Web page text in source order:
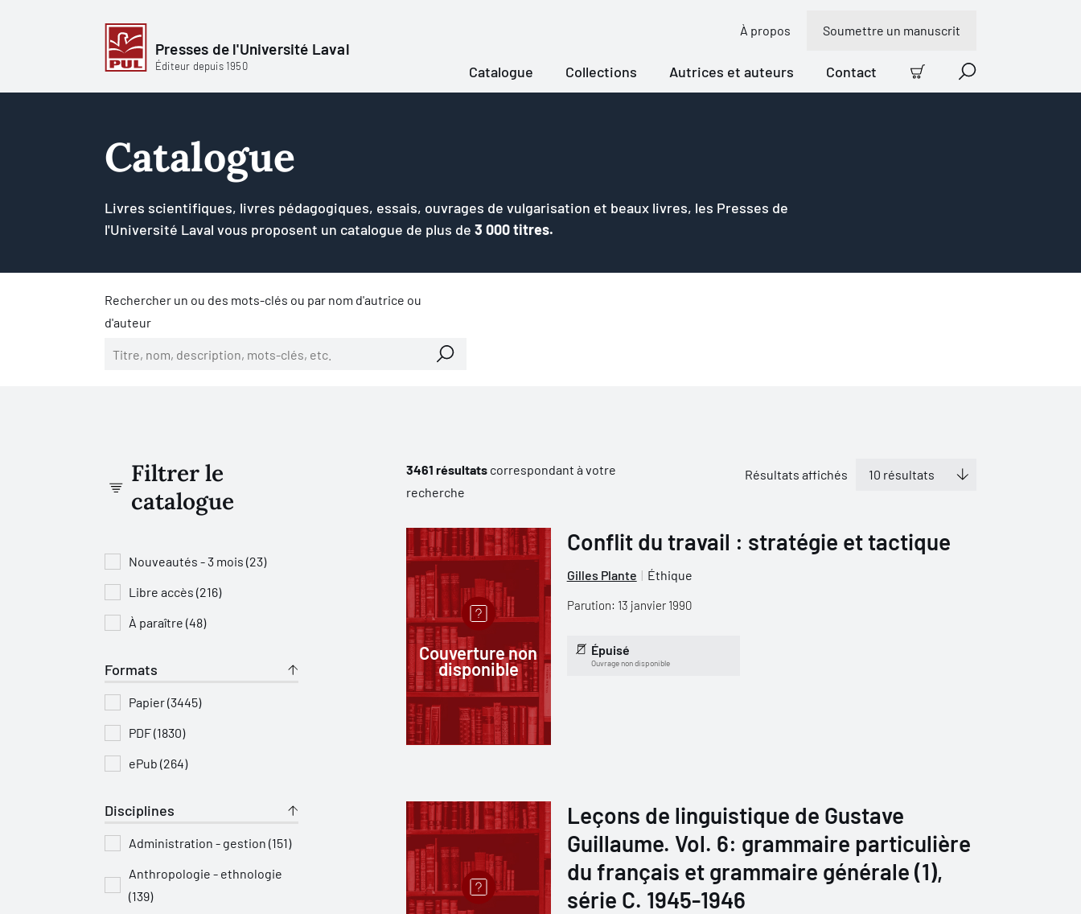
Presses de l'Université Laval
Éditeur depuis 1950
À propos Soumettre un manuscrit
Catalogue Collections Autrices et auteurs Contact
Panier Recherche
Catalogue
Livres scientifiques, livres pédagogiques, essais, ouvrages de vulgarisation et beaux livres, les Presses de
l'Université Laval vous proposent un catalogue de plus de 3 000 titres.
Rechercher un ou des mots-clés ou par nom d'autrice ou
d'auteur
Filtrer le
catalogue
Nouveautés - 3 mois (23)
Libre accès (216)
À paraître (48)
Formats
Papier (3445)
PDF (1830)
ePub (264)
Disciplines
Administration - gestion (151)
Anthropologie - ethnologie
(139)
3461 résultatscorrespondant à votre
recherche
Résultats affichés
Couverture non
disponible
Conflit du travail : stratégie et tactique
Gilles Plante Éthique
Parution: 13 janvier 1990
Épuisé
Ouvrage non disponible
Leçons de linguistique de Gustave
Guillaume. Vol. 6: grammaire particulière
du français et grammaire générale (1),
série C. 1945-1946